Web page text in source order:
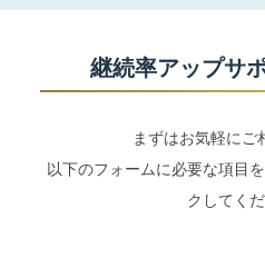
継続率アップサ
まずはお気軽にご
以下のフォームに必要な項目
クしてくだ